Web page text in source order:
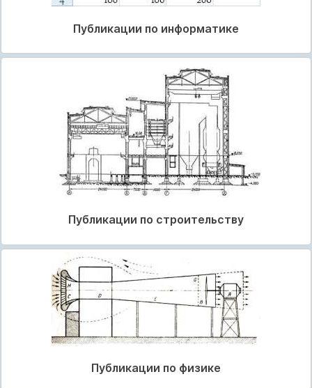
Публикации по информатике
Публикации по строительству
Публикации по физике